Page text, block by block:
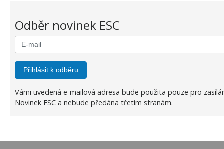
Odběr novinek ESC
Přihlásit k odběru
Vámi uvedená e-mailová adresa bude použita pouze pro
Novinek ESC a nebude předána třetím stranám.